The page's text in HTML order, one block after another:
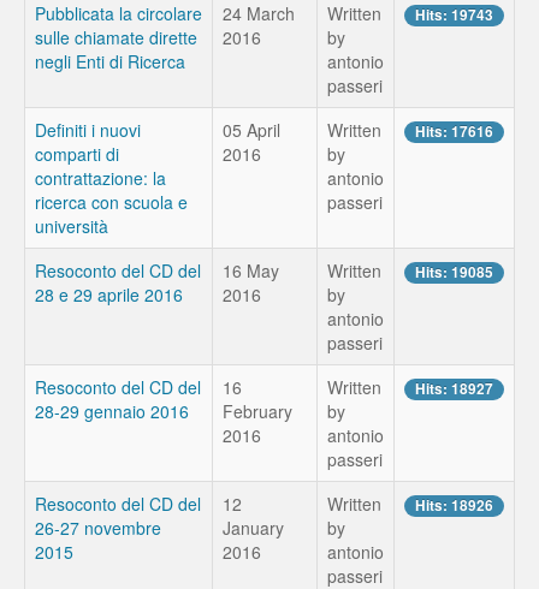
Pubblicata la circolare
sulle chiamate dirette
negli Enti di Ricerca
24 March
2016
Written
by
antonio
passeri
Hits: 19743
Definiti i nuovi
comparti di
contrattazione: la
ricerca con scuola e
università
05 April
2016
Written
by
antonio
passeri
Hits: 17616
Resoconto del CD del
28 e 29 aprile 2016
16 May
2016
Written
by
antonio
passeri
Hits: 19085
Resoconto del CD del
28-29 gennaio 2016
16
February
2016
Written
by
antonio
passeri
Hits: 18927
Resoconto del CD del
26-27 novembre
2015
12
January
2016
Written
by
antonio
passeri
Hits: 18926